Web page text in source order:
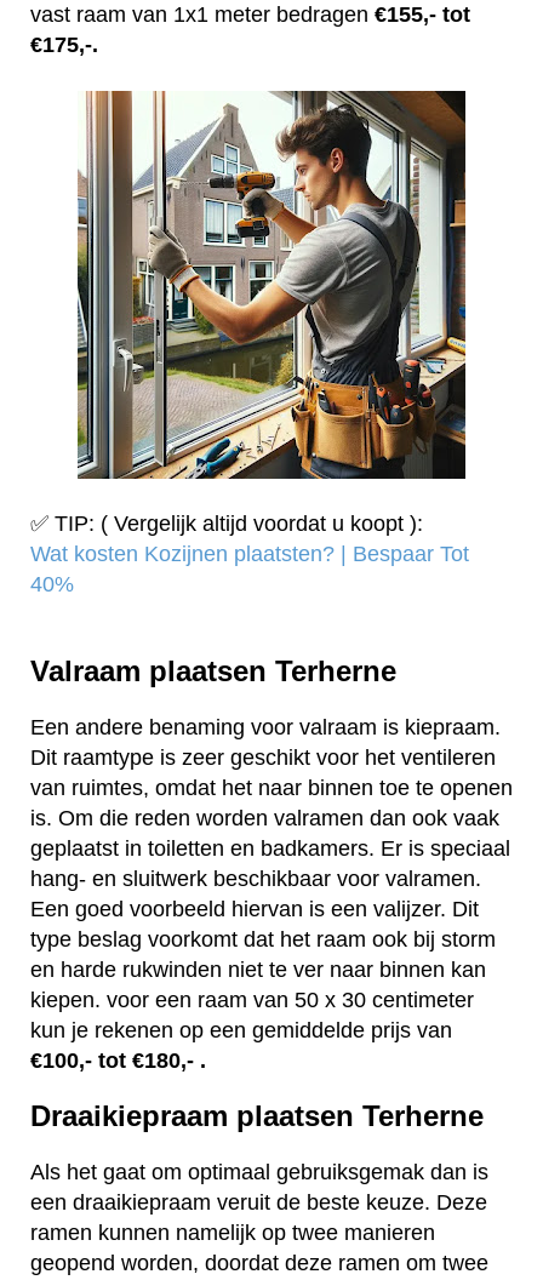
vast raam van 1x1 meter bedragen €155,- tot
€175,-.
✅ TIP: ( Vergelijk altijd voordat u koopt ):
Wat kosten Kozijnen plaatsten? | Bespaar Tot
40%‎
Valraam plaatsen Terherne
Een andere benaming voor valraam is kiepraam.
Dit raamtype is zeer geschikt voor het ventileren
van ruimtes, omdat het naar binnen toe te openen
is. Om die reden worden valramen dan ook vaak
geplaatst in toiletten en badkamers. Er is speciaal
hang- en sluitwerk beschikbaar voor valramen.
Een goed voorbeeld hiervan is een valijzer. Dit
type beslag voorkomt dat het raam ook bij storm
en harde rukwinden niet te ver naar binnen kan
kiepen. voor een raam van 50 x 30 centimeter
kun je rekenen op een gemiddelde prijs van
€100,- tot €180,- .
Draaikiepraam plaatsen Terherne
Als het gaat om optimaal gebruiksgemak dan is
een draaikiepraam veruit de beste keuze. Deze
ramen kunnen namelijk op twee manieren
geopend worden, doordat deze ramen om twee